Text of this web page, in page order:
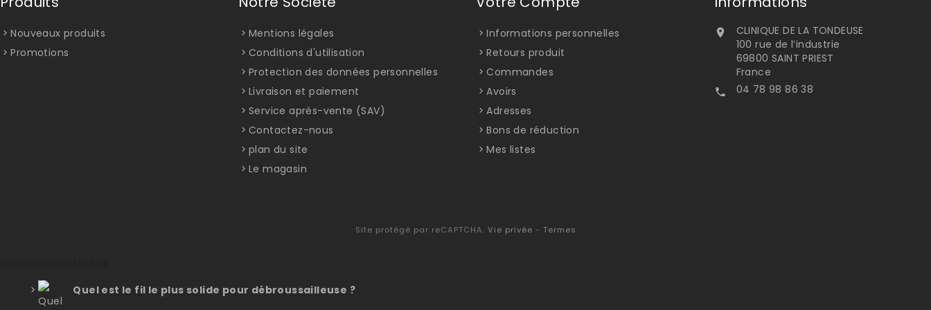
Nouveaux produits
Promotions
Mentions légales
Conditions d'utilisation
Protection des données personnelles
Livraison et paiement
Service après-vente (SAV)
Contactez-nous
plan du site
Le magasin
Informations personnelles
Retours produit
Commandes
Avoirs
Adresses
Bons de réduction
Mes listes

CLINIQUE DE LA TONDEUSE
100 rue de l’industrie
69800 SAINT PRIEST
France
 04 78 98 86 38
Site protégé par reCAPTCHA. Vie privée - Termes
Quel est le fil le plus solide pour débroussailleuse ?